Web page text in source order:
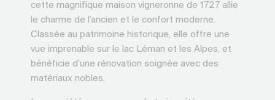
cette magnifique maison vigneronne de 1727 allie
le charme de l’ancien et le confort moderne.
Classée au patrimoine historique, elle offre une
vue imprenable sur le lac Léman et les Alpes, et
bénéficie d’une rénovation soignée avec des
matériaux nobles.